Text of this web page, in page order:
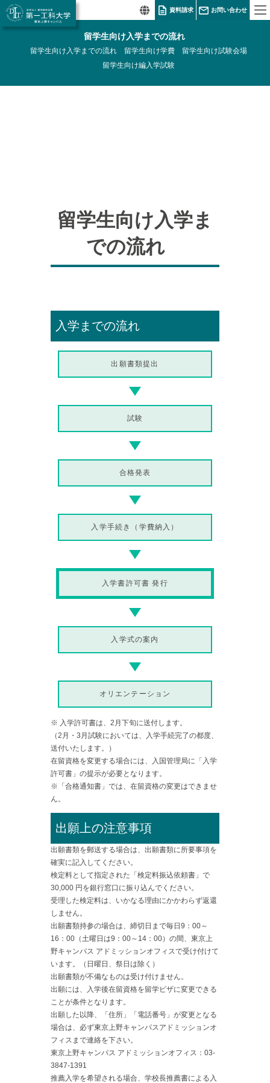
資料請求 お問い合わせ
留学生向け入学までの流れ
留学生向け入学までの流れ 留学生向け学費
留学生向け試験会場
留学生向け編入学試験
留学生向け入学ま
での流れ
入学までの流れ
出願書類提出
試験
合格発表
入学手続き（学費納入）
入学書許可書 発行
入学式の案内
オリエンテーション
※ 入学許可書は、2月下旬に送付します。
（2月・3月試験においては、入学手続完了の都度、
送付いたします。）
在留資格を変更する場合には、入国管理局に「入学
許可書」の提示が必要となります。
※「合格通知書」では、在留資格の変更はできませ
ん。
出願上の注意事項
出願書類を郵送する場合は、出願書類に所要事項を
確実に記入してください。
検定料として指定された「検定料振込依頼書」で
30,000 円を銀行窓口に振り込んでください。
受理した検定料は、いかなる理由にかかわらず返還
しません。
出願書類持参の場合は、締切日まで毎日9：00～
16：00（土曜日は9：00～14：00）の間、東京上
野キャンパス アドミッションオフィスで受け付けて
います。（日曜日、祭日は除く）
出願書類が不備なものは受け付けません。
出願には、入学後在留資格を留学ビザに変更できる
ことが条件となります。
出願した以降、「住所」「電話番号」が変更となる
場合は、必ず東京上野キャンパスアドミッションオ
フィスまで連絡を下さい。
東京上野キャンパス アドミッションオフィス：03-
3847-1391
推薦入学を希望される場合、学校長推薦書による入